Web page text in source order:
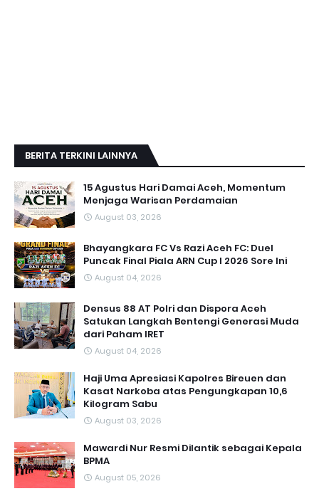
BERITA TERKINI LAINNYA
15 Agustus Hari Damai Aceh, Momentum
Menjaga Warisan Perdamaian
August 03, 2026
Bhayangkara FC Vs Razi Aceh FC: Duel
Puncak Final Piala ARN Cup I 2026 Sore Ini
August 04, 2026
Densus 88 AT Polri dan Dispora Aceh
Satukan Langkah Bentengi Generasi Muda
dari Paham IRET
August 04, 2026
Haji Uma Apresiasi Kapolres Bireuen dan
Kasat Narkoba atas Pengungkapan 10,6
Kilogram Sabu
August 03, 2026
Mawardi Nur Resmi Dilantik sebagai Kepala
BPMA
August 05, 2026